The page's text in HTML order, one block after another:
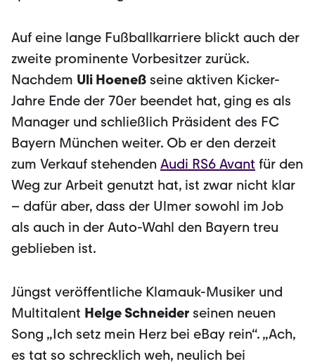
Auf eine lange Fußballkarriere blickt auch der
zweite prominente Vorbesitzer zurück.
Nachdem Uli Hoeneß seine aktiven Kicker-
Jahre Ende der 70er beendet hat, ging es als
Manager und schließlich Präsident des FC
Bayern München weiter. Ob er den derzeit
zum Verkauf stehenden Audi RS6 Avant für den
Weg zur Arbeit genutzt hat, ist zwar nicht klar
– dafür aber, dass der Ulmer sowohl im Job
als auch in der Auto-Wahl den Bayern treu
geblieben ist.
Jüngst veröffentliche Klamauk-Musiker und
Multitalent Helge Schneider seinen neuen
Song „Ich setz mein Herz bei eBay rein“. „Ach,
es tat so schrecklich weh, neu­lich bei